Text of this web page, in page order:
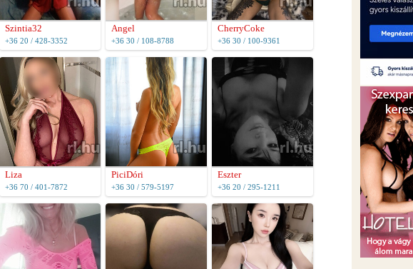
Szintia32
+36 20 / 428-3352
Angel
+36 30 / 108-8788
CherryCoke
+36 30 / 100-9361
Liza
+36 70 / 401-7872
PiciDóri
+36 30 / 579-5197
Eszter
+36 20 / 295-1211